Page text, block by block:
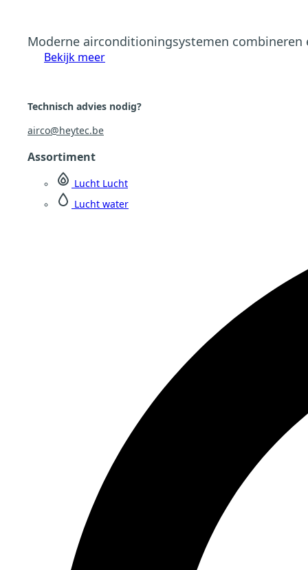
Moderne airconditioningsystemen
Bekijk meer
Technisch advies nodig?
airco@heytec.be
Assortiment
Lucht Lucht
Lucht water